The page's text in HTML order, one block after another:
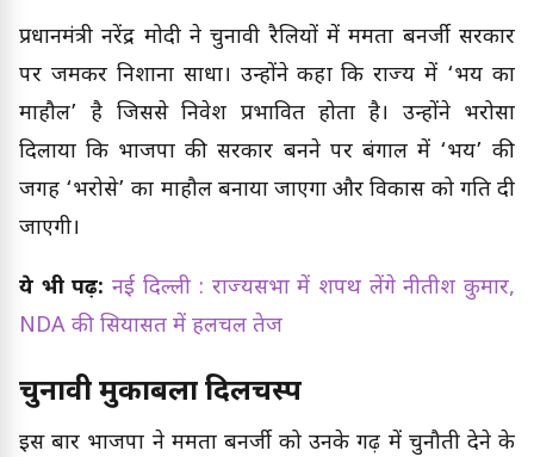
प्रधानमंत्री नरेंद्र मोदी ने चुनावी रैलियों में ममता बनर्जी सरकार
पर जमकर निशाना साधा। उन्होंने कहा कि राज्य में ‘भय का
माहौल’ है जिससे निवेश प्रभावित होता है। उन्होंने भरोसा
दिलाया कि भाजपा की सरकार बनने पर बंगाल में ‘भय’ की
जगह ‘भरोसे’ का माहौल बनाया जाएगा और विकास को गति दी
जाएगी।
ये भी पढ़ें: नई दिल्ली : राज्यसभा में शपथ लेंगे नीतीश कुमार,
NDA की सियासत में हलचल तेज
चुनावी मुकाबला दिलचस्प
इस बार भाजपा ने ममता बनर्जी को उनके गढ़ में चुनौती देने के